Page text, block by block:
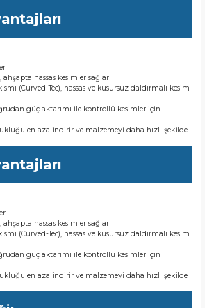
ahşapta hassas kesimler sağlar
(Curved-Tec), hassas ve kusursuz daldırmalı kesim
güç aktarımı ile kontrollü kesimler için
en aza indirir ve malzemeyi daha hızlı şekilde
ahşapta hassas kesimler sağlar
(Curved-Tec), hassas ve kusursuz daldırmalı kesim
güç aktarımı ile kontrollü kesimler için
en aza indirir ve malzemeyi daha hızlı şekilde